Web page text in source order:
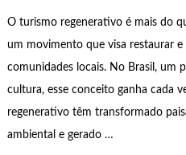
O turismo regenerativo é mais do
um movimento que visa restaurar e
comunidades locais. No Brasil, um
cultura, esse conceito ganha cada
regenerativo têm transformado
ambiental e gerado …